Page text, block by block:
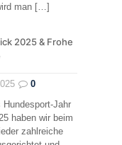
man[…]
2025 & Frohe
0
Hundesport-Jahr
haben wir beim
zahlreiche